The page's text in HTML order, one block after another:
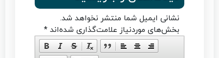
نشانی ایمیل شما منتشر نخواهد شد.
بخش‌های موردنیاز علامت‌گذاری شده‌اند*